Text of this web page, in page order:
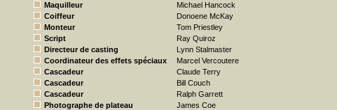
Maquilleur
Michael Hancock
Coiffeur
Donoene McKay
Monteur
Tom Priestley
Script
Ray Quiroz
Directeur de casting
Lynn Stalmaster
Coordinateur des effets spéciaux
Marcel Vercoutere
Cascadeur
Claude Terry
Cascadeur
Bill Couch
Cascadeur
Ralph Garrett
Photographe de plateau
James Coe